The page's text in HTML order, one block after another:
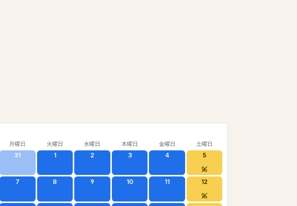
月曜日 火曜日 水曜日 木曜日 金曜日 土曜日
31 1 2 3 4 5
7 8 9 10 11 12